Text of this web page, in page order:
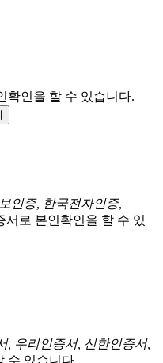
확인을 할 수 있습니다.
인증, 한국전자인증,
서로 본인확인을 할 수 있
, 우리인증서, 신한인증서,